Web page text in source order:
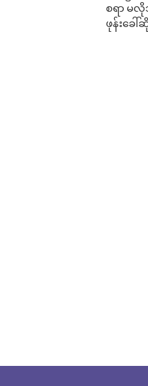
စရာ မ
ဖုန်းခေ